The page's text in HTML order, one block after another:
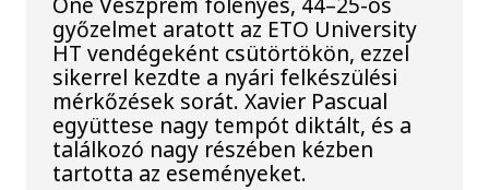
győzelmet aratott az ETO University
HT vendégeként csütörtökön, ezzel
sikerrel kezdte a nyári felkészülési
mérkőzések sorát. Xavier Pascual
együttese nagy tempót diktált, és a
találkozó nagy részében kézben
tartotta az eseményeket.